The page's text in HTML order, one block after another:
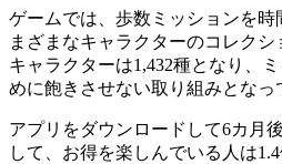
ゲームでは、歩数ミッションを時
まざまなキャラクターのコレク
キャラクターは1,432種となり、
めに飽きさせない取り組みとなっ
アプリをダウンロードして6カ月
して、お得を楽しんでいる人は